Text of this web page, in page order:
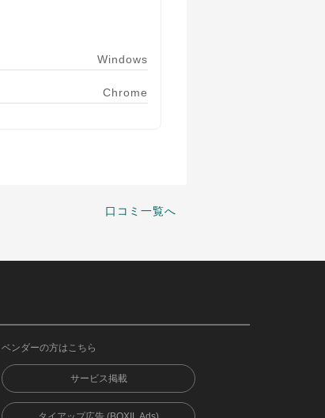
Windows
Chrome
口コミ一覧へ
ベンダーの方はこちら
サービス掲載